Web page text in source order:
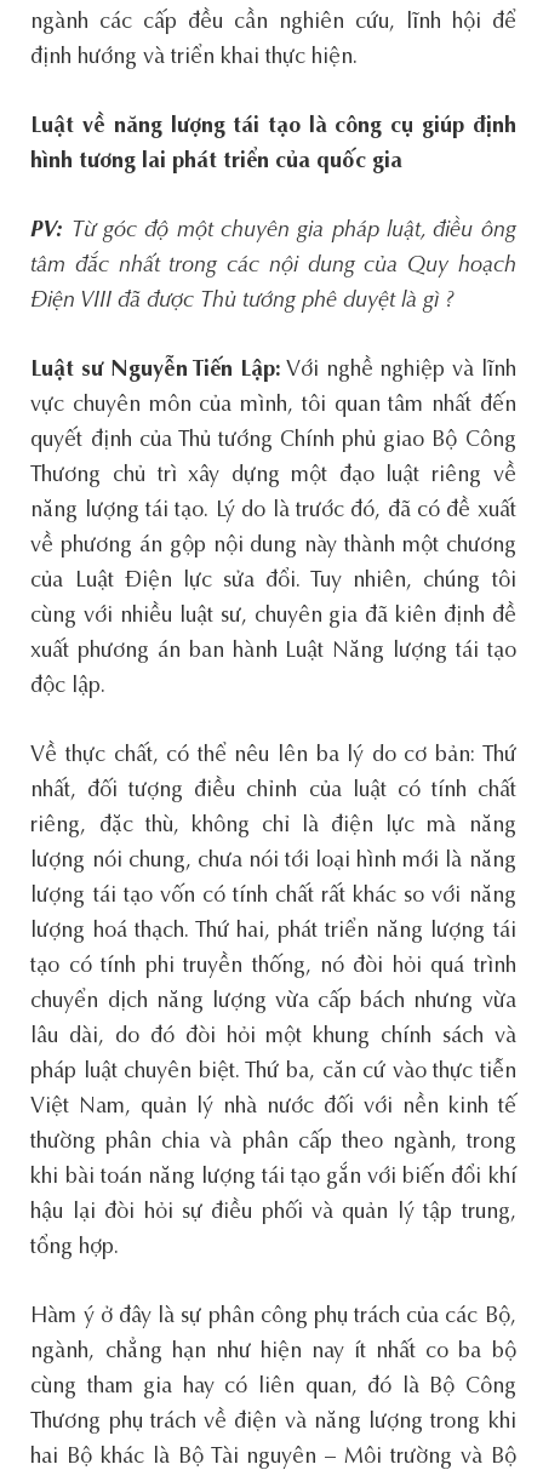
ngành các cấp đều cần nghiên cứu, lĩnh hội để
định hướng và triển khai thực hiện.
Luật về năng lượng tái tạo là công cụ giúp định
hình tương lai phát triển của quốc gia
PV: Từ góc độ một chuyên gia pháp luật, điều ông
tâm đắc nhất trong các nội dung của Quy hoạch
Điện VIII đã được Thủ tướng phê duyệt là gì ?
Luật sư Nguyễn Tiến Lập: Với nghề nghiệp và lĩnh
vực chuyên môn của mình, tôi quan tâm nhất đến
quyết định của Thủ tướng Chính phủ giao Bộ Công
Thương chủ trì xây dựng một đạo luật riêng về
năng lượng tái tạo. Lý do là trước đó, đã có đề xuất
về phương án gộp nội dung này thành một chương
của Luật Điện lực sửa đổi. Tuy nhiên, chúng tôi
cùng với nhiều luật sư, chuyên gia đã kiên định đề
xuất phương án ban hành Luật Năng lượng tái tạo
độc lập.
Về thực chất, có thể nêu lên ba lý do cơ bản: Thứ
nhất, đối tượng điều chỉnh của luật có tính chất
riêng, đặc thù, không chỉ là điện lực mà năng
lượng nói chung, chưa nói tới loại hình mới là năng
lượng tái tạo vốn có tính chất rất khác so với năng
lượng hoá thạch. Thứ hai, phát triển năng lượng tái
tạo có tính phi truyền thống, nó đòi hỏi quá trình
chuyển dịch năng lượng vừa cấp bách nhưng vừa
lâu dài, do đó đòi hỏi một khung chính sách và
pháp luật chuyên biệt. Thứ ba, căn cứ vào thực tiễn
Việt Nam, quản lý nhà nước đối với nền kinh tế
thường phân chia và phân cấp theo ngành, trong
khi bài toán năng lượng tái tạo gắn với biến đổi khí
hậu lại đòi hỏi sự điều phối và quản lý tập trung,
tổng hợp.
Hàm ý ở đây là sự phân công phụ trách của các Bộ,
ngành, chẳng hạn như hiện nay ít nhất co ba bộ
cùng tham gia hay có liên quan, đó là Bộ Công
Thương phụ trách về điện và năng lượng trong khi
hai Bộ khác là Bộ Tài nguyên – Môi trường và Bộ